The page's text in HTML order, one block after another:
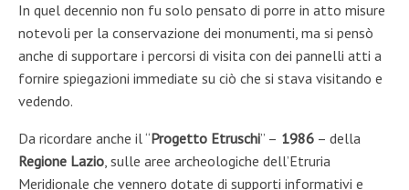
In quel decennio non fu solo pensato di porre in atto misure
notevoli per la conservazione dei monumenti, ma si pensò
anche di supportare i percorsi di visita con dei pannelli atti a
fornire spiegazioni immediate su ciò che si stava visitando e
vedendo.
Da ricordare anche il“Progetto Etruschi” – 1986 – della
Regione Lazio, sulle aree archeologiche dell’Etruria
Meridionale che vennero dotate di supporti informativi e